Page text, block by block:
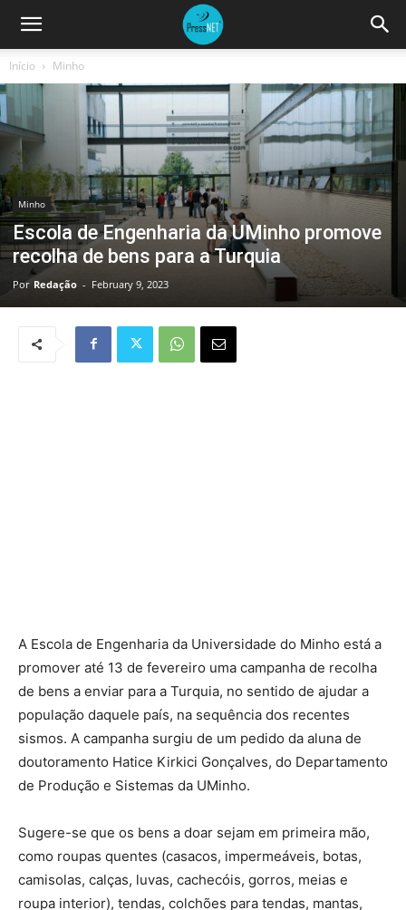
Início Minho
Minho
Escola de Engenharia da UMinho promove
recolha de bens para a Turquia
Por Redação - February 9, 2023
A Escola de Engenharia da Universidade do Minho está a
promover até 13 de fevereiro uma campanha de recolha
de bens a enviar para a Turquia, no sentido de ajudar a
população daquele país, na sequência dos recentes
sismos. A campanha surgiu de um pedido da aluna de
doutoramento Hatice Kirkici Gonçalves, do Departamento
de Produção e Sistemas da UMinho.
Sugere-se que os bens a doar sejam em primeira mão,
como roupas quentes (casacos, impermeáveis, botas,
camisolas, calças, luvas, cachecóis, gorros, meias e
roupa interior), tendas, colchões para tendas, mantas,